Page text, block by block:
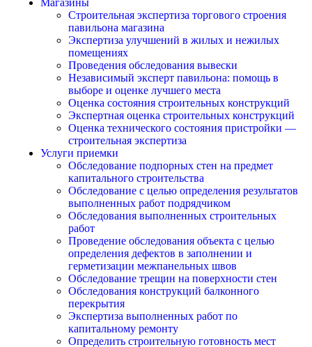
Магазины
Строительная экспертиза торгового строения
павильона магазина
Экспертиза улучшений в жилых и нежилых
помещениях
Проведения обследования вывески
Независимый эксперт павильона: помощь в
выборе и оценке лучшего места
Оценка состояния строительных конструкций
Экспертная оценка строительных конструкций
Оценка технического состояния пристройки —
строительная экспертиза
Услуги приемки
Обследование подпорных стен на предмет
капитального строительства
Обследование с целью определения результатов
выполненных работ подрядчиком
Обследования выполненных строительных
работ
Проведение обследования объекта с целью
определения дефектов в заполнении и
герметизации межпанельных швов
Обследование трещин на поверхности стен
Обследования конструкций балконного
перекрытия
Экспертиза выполненных работ по
капитальному ремонту
Определить строительную готовность мест